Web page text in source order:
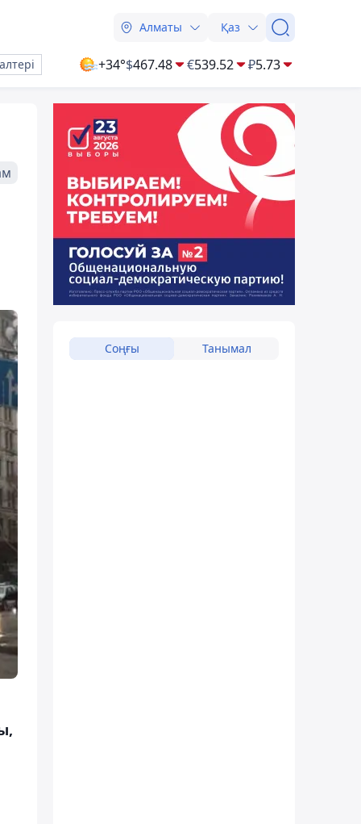
Алматы Қаз
+34°$467.48 €539.52 ₽5.73
Соңғы Танымал